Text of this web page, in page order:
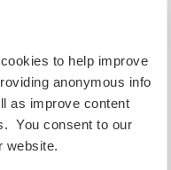
to help improve
anonymous info
as improve content
You consent to our
website.
niños. Para